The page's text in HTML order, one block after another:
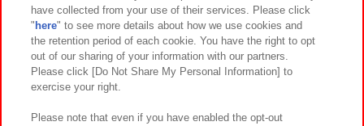
関連会社 サステナビリティ サイトポリシー
プライバシーポリシー ウェブアクセシビリティ方針と検証結果
お取引先さまとともに
カスタマーハラスメント対応方針 よくあるご質問・お問い合わせ
have collected from your use of their services. Please click
" here" to see more details about how we use cookies and
the retention period of each cookie. You have the right to opt
out of our sharing of your information with our partners.
Please click [Do Not Share My Personal Information] to
exercise your right.
Please note that even if you have enabled the opt-out